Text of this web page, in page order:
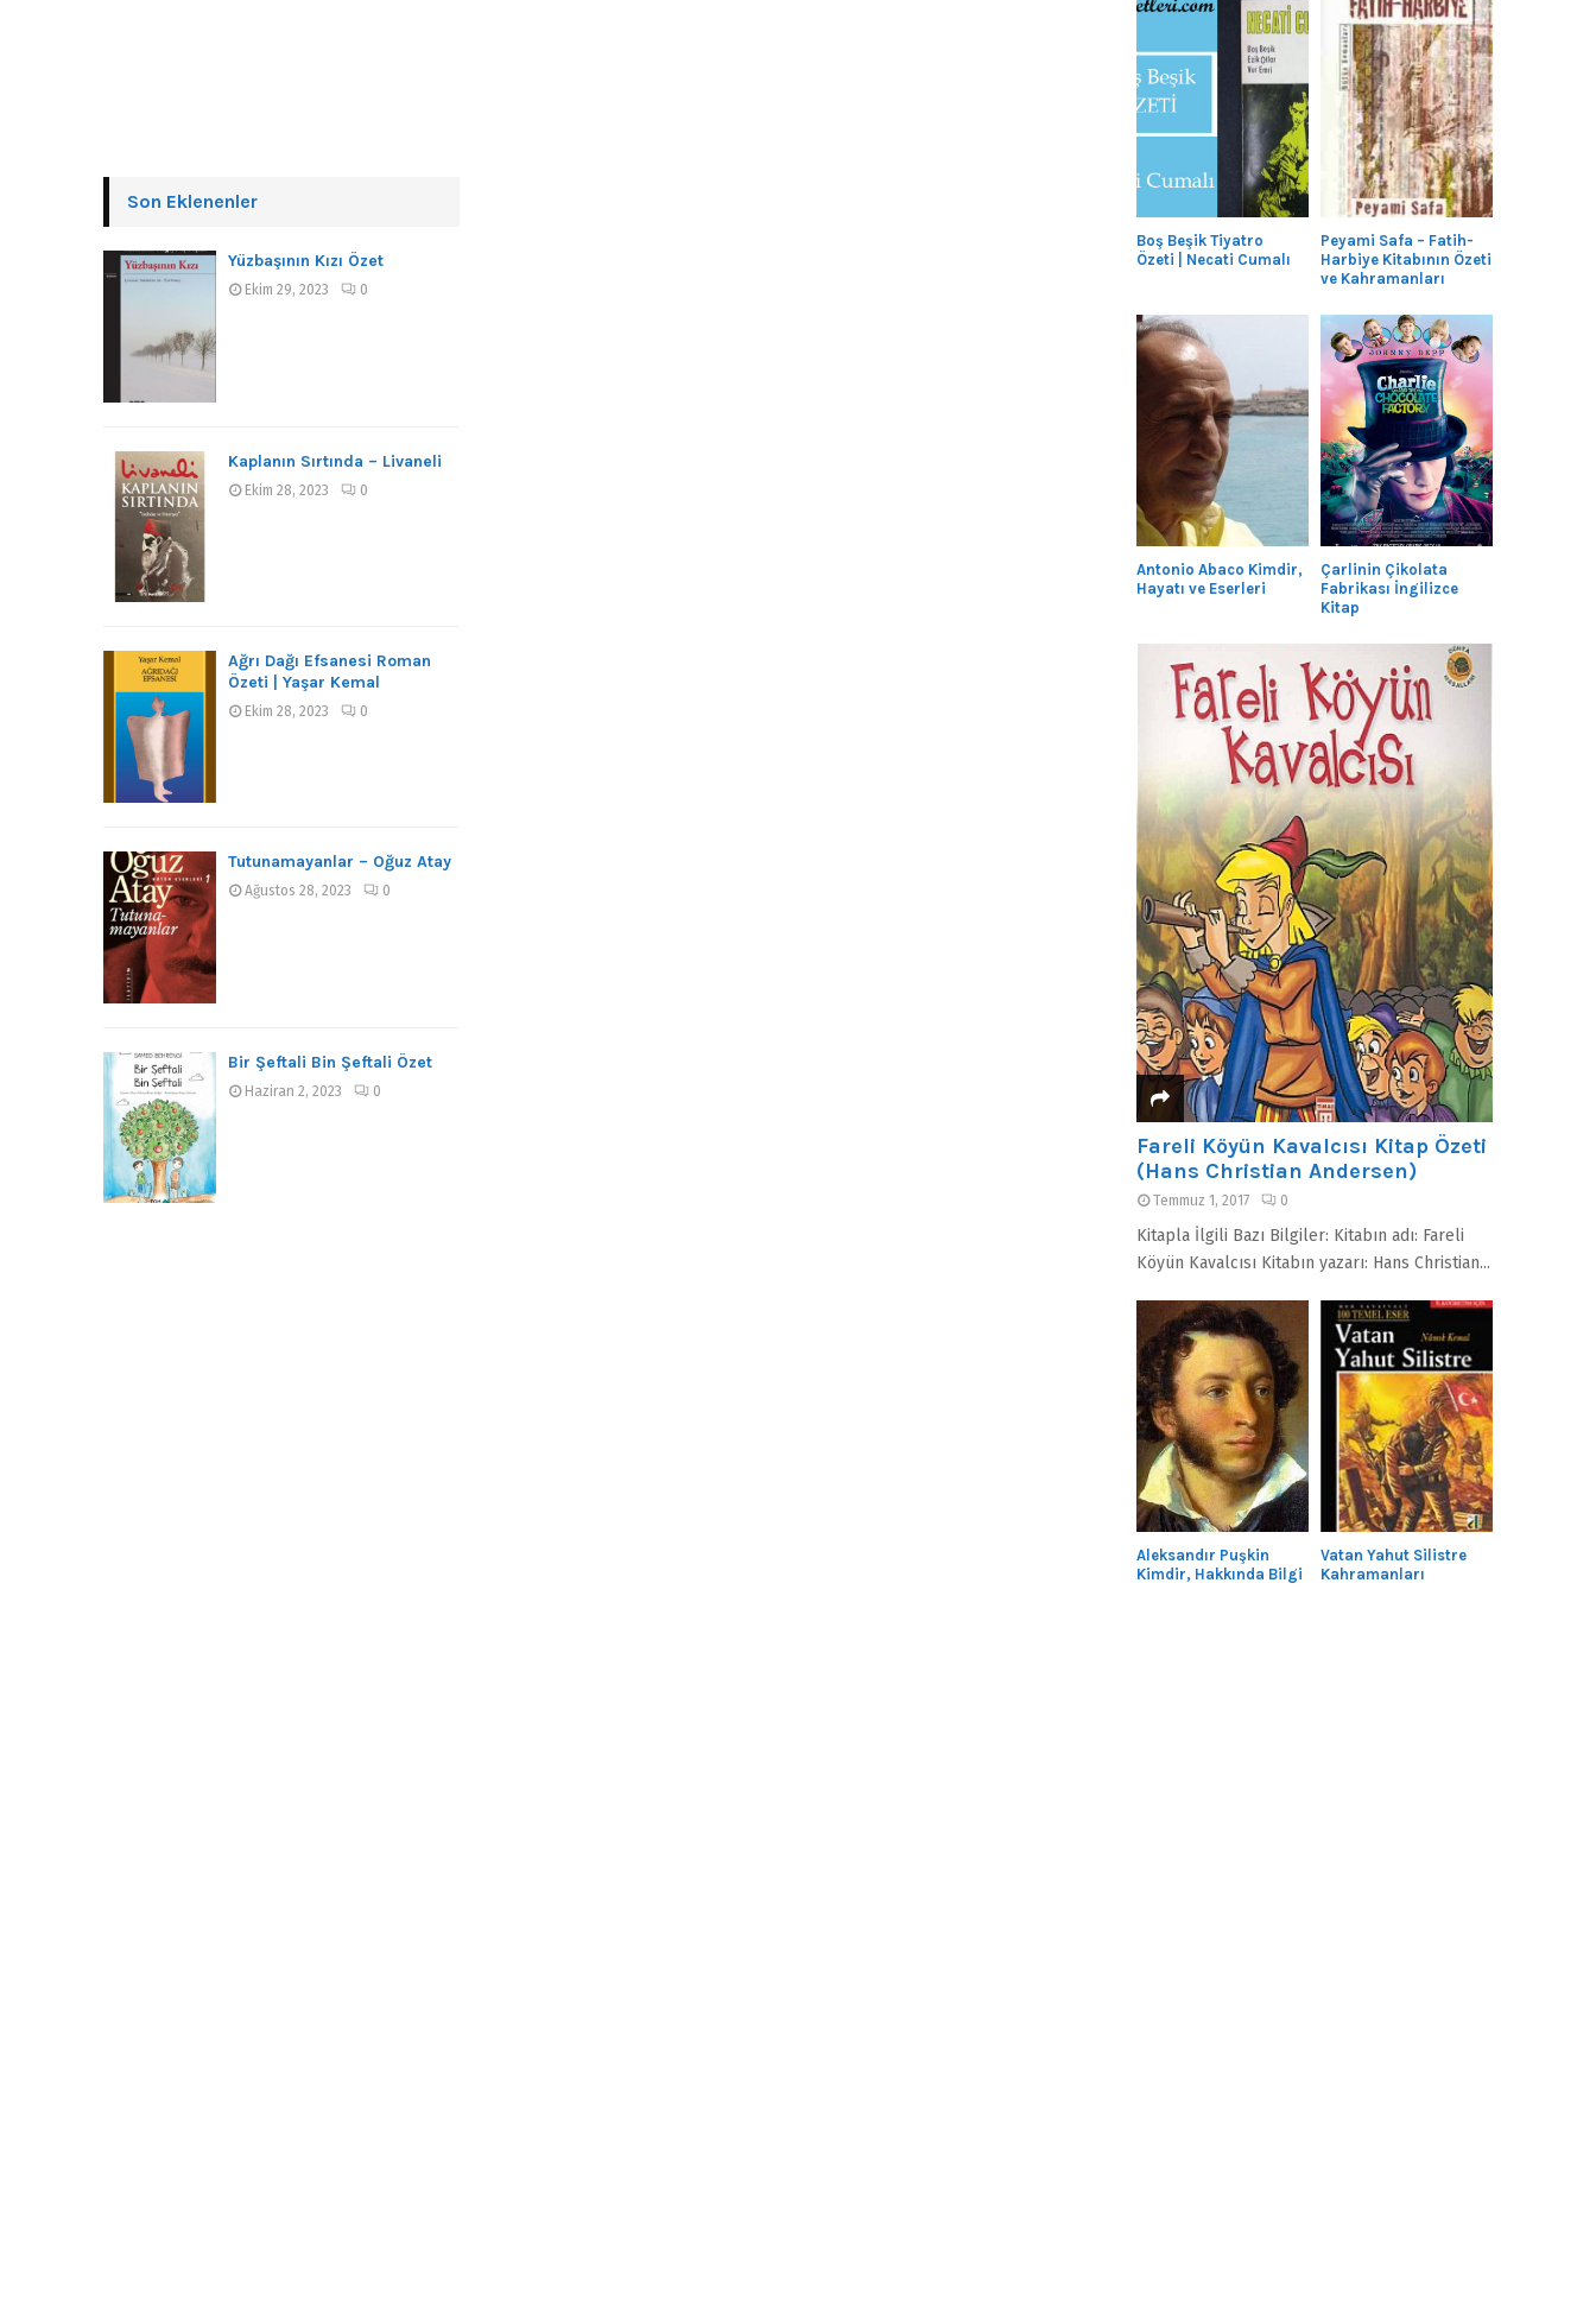
Son Eklenenler
Yüzbaşının Kızı Özet
Ekim 29, 2023 0
Kaplanın Sırtında – Livaneli
Ekim 28, 2023 0
Ağrı Dağı Efsanesi Roman
Özeti | Yaşar Kemal
Ekim 28, 2023 0
Tutunamayanlar – Oğuz Atay
Ağustos 28, 2023 0
Bir Şeftali Bin Şeftali Özet
Haziran 2, 2023 0
Boş Beşik Tiyatro
Özeti | Necati Cumalı
Peyami Safa – Fatih-
Harbiye Kitabının Özeti
ve Kahramanları
Antonio Abaco Kimdir,
Hayatı ve Eserleri
Çarlinin Çikolata
Fabrikası İngilizce
Kitap
Fareli Köyün Kavalcısı Kitap Özeti
(Hans Christian Andersen)
Temmuz 1, 2017 0
Kitapla İlgili Bazı Bilgiler: Kitabın adı: Fareli
Köyün Kavalcısı Kitabın yazarı: Hans Christian...
Aleksandır Puşkin
Kimdir, Hakkında Bilgi
Vatan Yahut Silistre
Kahramanları